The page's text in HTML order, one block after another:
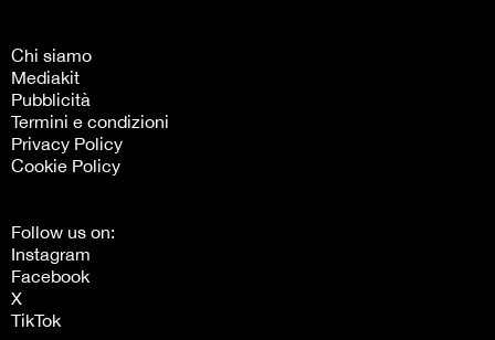
Chi siamo
Mediakit
Pubblicità
Termini e condizioni
Privacy Policy
Cookie Policy
Follow us on:
Instagram
Facebook
X
TikTok